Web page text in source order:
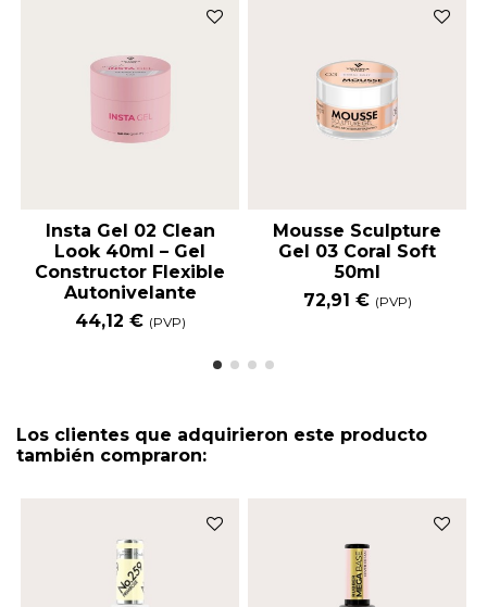
Insta Gel 02 Clean
Look 40ml – Gel
Constructor Flexible
Autonivelante
44,12 € (PVP)
Mousse Sculpture
Gel 03 Coral Soft
50ml
72,91 € (PVP)
Los clientes que adquirieron este producto
también compraron: